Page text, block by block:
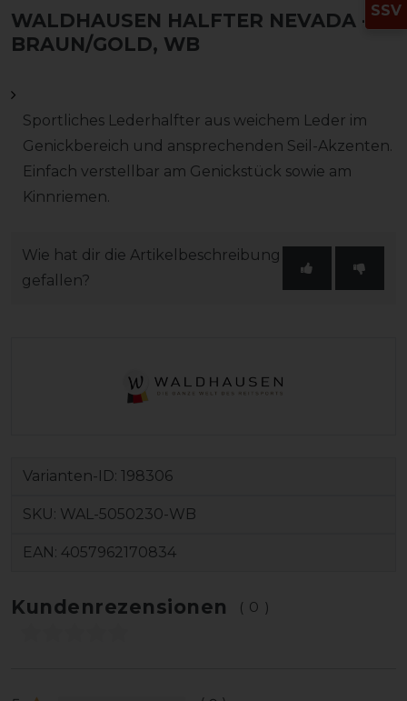
WALDHAUSEN HALFTER NEVADA -
BRAUN/GOLD, WB
Sportliches Lederhalfter aus weichem Leder im
Genickbereich und ansprechenden Seil-Akzenten.
Einfach verstellbar am Genickstück sowie am
Kinnriemen.
Wie hat dir die Artikelbeschreibung
gefallen?
Varianten-ID: 198306
SKU: WAL-5050230-WB
EAN: 4057962170834
Kundenrezensionen (0)
SSV